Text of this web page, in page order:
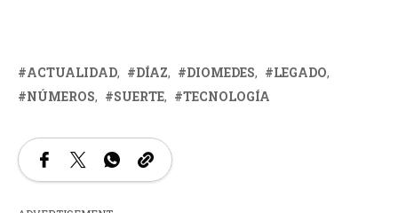
ACTUALIDAD DÍAZ DIOMEDES
LEGADO
NÚMEROS
SUERTE TECNOLOGÍA